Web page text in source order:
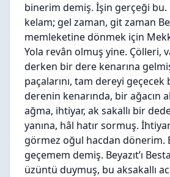
binerim demiş. İşin gerçeği bu.
kelam; gel zaman, git zaman
memleketine dönmek için
Yola revân olmuş yine. Çölleri,
derken bir dere kenarına
paçalarını, tam dereyi geçecek
derenin kenarında, bir ağacın
ağma, ihtiyar, ak sakallı bir
yanına, hâl hatır sormuş.
görmez oğul hacdan dönerim.
geçemem demiş. Beyazıt’ı
üzüntü duymuş, bu aksakallı